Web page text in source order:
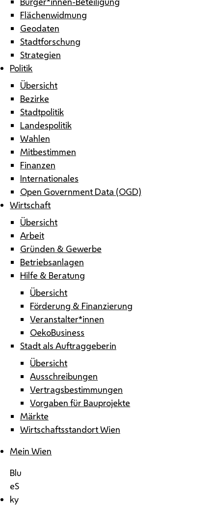
Flächenwidmung
Geodaten
Stadtforschung
Strategien
Politik
Übersicht
Bezirke
Stadtpolitik
Landespolitik
Wahlen
Mitbestimmen
Finanzen
Internationales
Open Government Data (OGD)
Wirtschaft
Übersicht
Arbeit
Gründen & Gewerbe
Betriebsanlagen
Hilfe & Beratung
Übersicht
Förderung & Finanzierung
Veranstalter*innen
OekoBusiness
Stadt als Auftraggeberin
Übersicht
Ausschreibungen
Vertragsbestimmungen
Vorgaben für Bauprojekte
Märkte
Wirtschaftsstandort Wien
Mein Wien
Blu
eS
ky